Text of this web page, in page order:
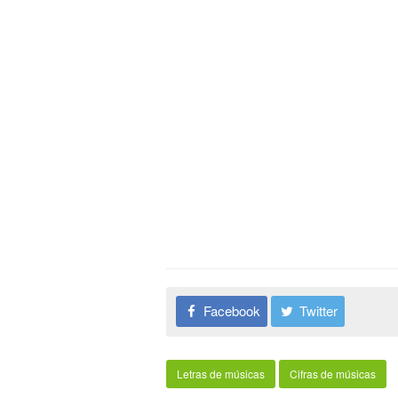
Facebook Twitter
Letras de músicas Cifras de músicas